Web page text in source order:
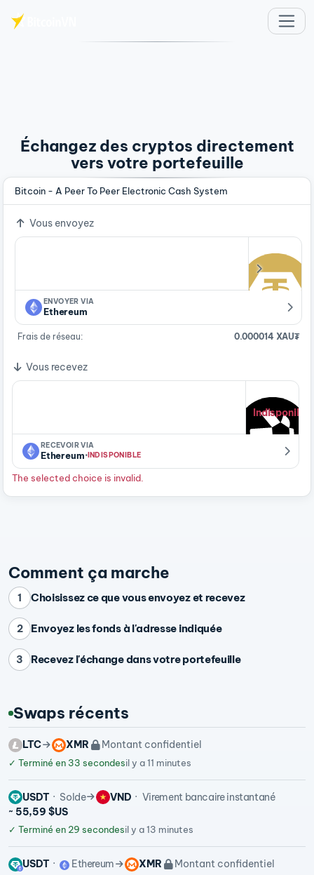
Échangez des cryptos directement
vers votre portefeuille
Bitcoin - A Peer To Peer Electronic Cash System
Vous envoyez
ENVOYER VIA
Ethereum
Frais de réseau: 0.000014 XAU₮
Vous recevez
Indisponible
RECEVOIR VIA
Ethereum·INDISPONIBLE
The selected choice is invalid.
Comment ça marche
1 Choisissez ce que vous envoyez et recevez
2 Envoyez les fonds à l'adresse indiquée
3 Recevez l'échange dans votre portefeuille
Swaps récents
LTC XMR Montant confidentiel
✓ Terminé en 33 secondesil y a 11 minutes
USDT Solde VND
Virement bancaire instantané
~ 55,59 $US
✓ Terminé en 29 secondesil y a 13 minutes
USDT Ethereum XMR Montant confidentiel